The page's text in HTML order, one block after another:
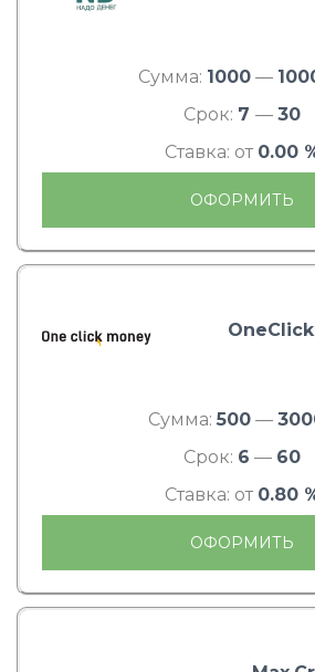
Сумма: 1000 —
Срок: 7 — 30
Ставка: от 0.00
ОФОРМИТЬ
Сумма: 500—
Срок: 6 — 60
Ставка: от 0.80
ОФОРМИТЬ